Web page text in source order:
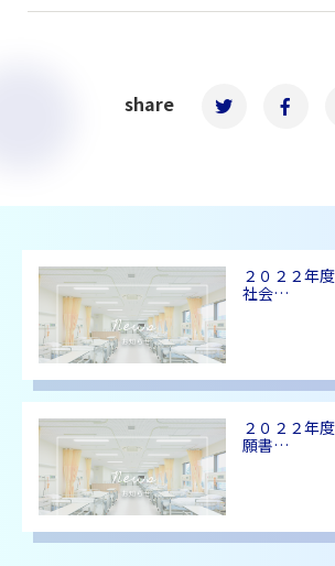
share
２０２２年
社会…
２０２２年
願書…